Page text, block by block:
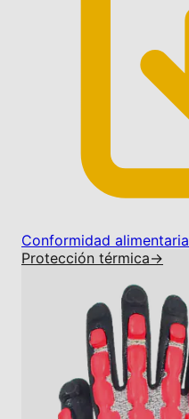
Conformidad alimentaria
Protección térmica→